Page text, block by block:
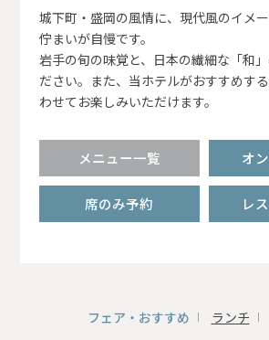
城下町・盛岡の風情に、現代風のイメ
佇まいが自慢です。
岩手の旬の味覚と、日本の繊細な「和
ださい。また、当ホテルがおすすめす
わせてお楽しみいただけます。
メニュー一覧 オ
席のみ予約 レ
フェア・おすすめ ランチ